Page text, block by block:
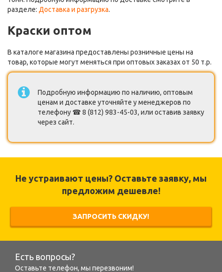
разделе: Доставка и разгрузка.
Краски оптом
В каталоге магазина предоставлены розничные цены на
товар, которые могут меняться при оптовых заказах от 50 т.р.
Подробную информацию по наличию, оптовым
ценам и доставке уточняйте у менеджеров по
телефону ☎ 8 (812) 983-45-03, или оставив заявку
через сайт.
Не устраивают цены? Оставьте заявку, мы
предложим дешевле!
ЗАПРОСИТЬ СКИДКУ!
Есть вопросы?
Оставьте телефон, мы перезвоним!